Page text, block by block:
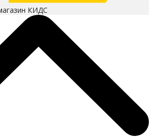
КИДС